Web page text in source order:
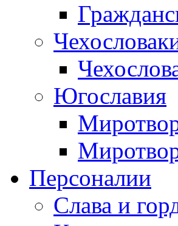
Югославия
Персоналии
Слава и